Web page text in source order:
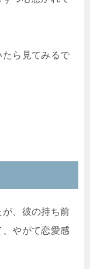
ら見てみるで
、彼の持ち前
やがて恋愛感